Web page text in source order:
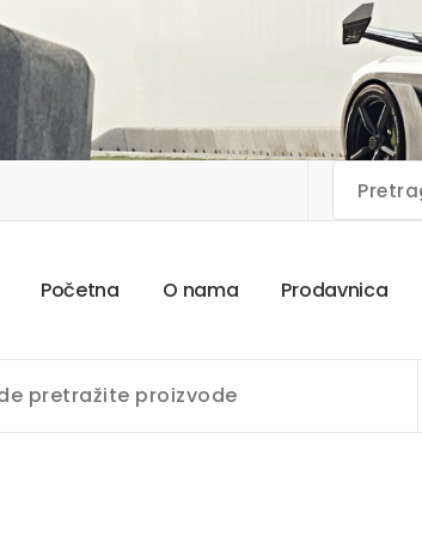
Početna O nama Prodavnica